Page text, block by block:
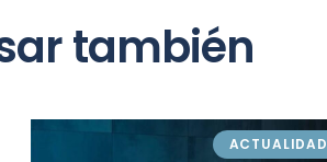
también
ACTUALIDAD